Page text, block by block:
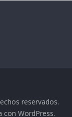
reservados.
conWordPress.